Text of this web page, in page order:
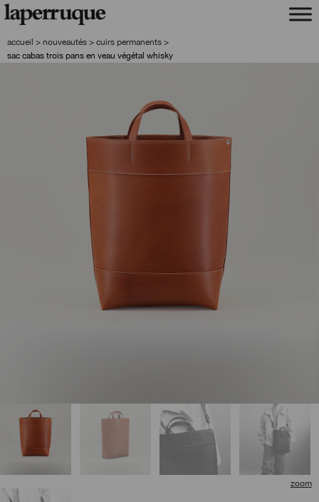
aller
navigation
aller
au
accueil > nouveautés > cuirs permanents >
sac cabas trois pans en veau végétal whisky